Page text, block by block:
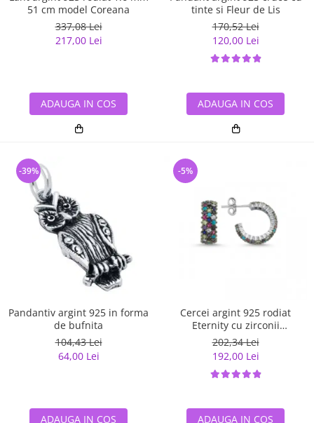
51 cm model Coreana
337,08 Lei
217,00 Lei
ADAUGA IN COS
tinte si Fleur de Lis
170,52 Lei
120,00 Lei
ADAUGA IN COS
Pandantiv argint 925 in forma
de bufnita
104,43 Lei
64,00 Lei
-39%
ADAUGA IN COS
Cercei argint 925 rodiat
Eternity cu zirconii
multicolore ETU0028
202,34 Lei
192,00 Lei
-5%
ADAUGA IN COS